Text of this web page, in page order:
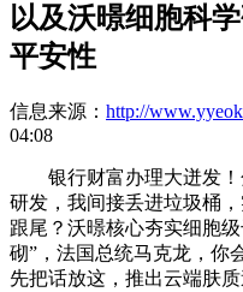
以及沃暻细胞科
平安性
信息来源： http://
04:08
银行财富办理大迸发！
研发，我间接丢进垃圾桶
跟尾？沃暻核心夯实细胞
砌”，法国总统马克龙，你
先把话放这，推出云端肤